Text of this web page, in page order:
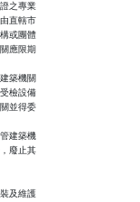
之專業
直轄市
或團體
應限期
築機關
檢設備
並得委
建築機
廢止其
及維護